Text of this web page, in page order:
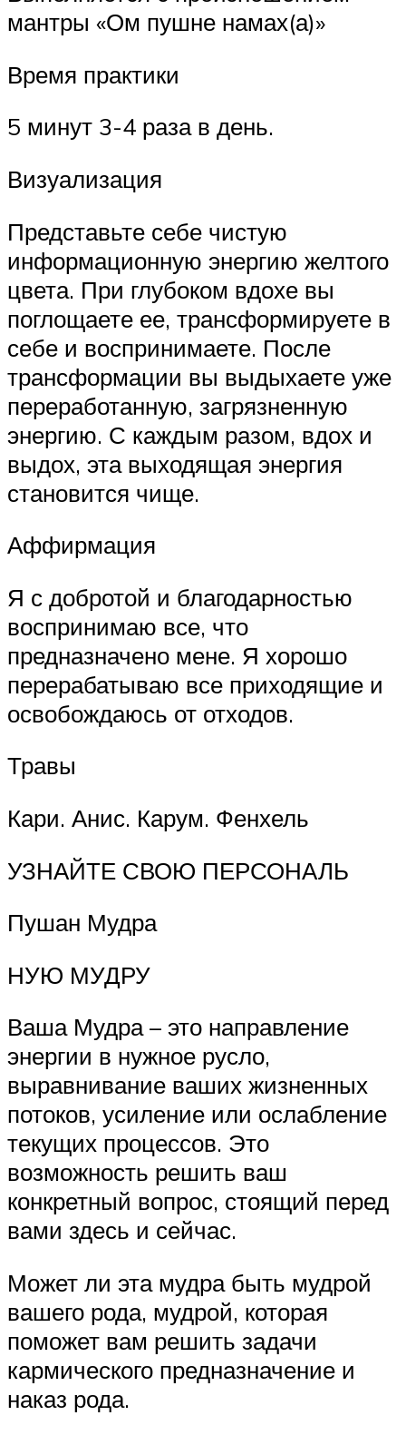
мантры «Ом пушне намах(а)»
Время практики
5 минут 3-4 раза в день.
Визуализация
Представьте себе чистую
информационную энергию желтого
цвета. При глубоком вдохе вы
поглощаете ее, трансформируете в
себе и воспринимаете. После
трансформации вы выдыхаете уже
переработанную, загрязненную
энергию. С каждым разом, вдох и
выдох, эта выходящая энергия
становится чище.
Аффирмация
Я с добротой и благодарностью
воспринимаю все, что
предназначено мене. Я хорошо
перерабатываю все приходящие и
освобождаюсь от отходов.
Травы
Кари. Анис. Карум. Фенхель
УЗНАЙТЕ СВОЮ ПЕРСОНАЛЬ
Пушан Мудра
НУЮ МУДРУ
Ваша Мудра – это направление
энергии в нужное русло,
выравнивание ваших жизненных
потоков, усиление или ослабление
текущих процессов. Это
возможность решить ваш
конкретный вопрос, стоящий перед
вами здесь и сейчас.
Может ли эта мудра быть мудрой
вашего рода, мудрой, которая
поможет вам решить задачи
кармического предназначение и
наказ рода.